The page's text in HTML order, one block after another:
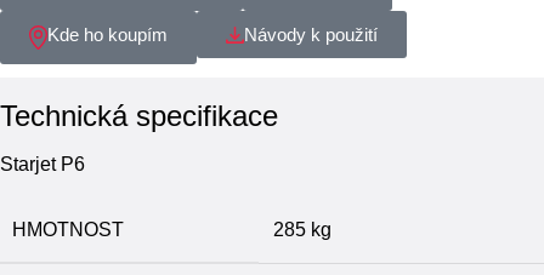
Kde ho koupím Návody k použití
Technická specifikace
Starjet P6
HMOTNOST 285 kg